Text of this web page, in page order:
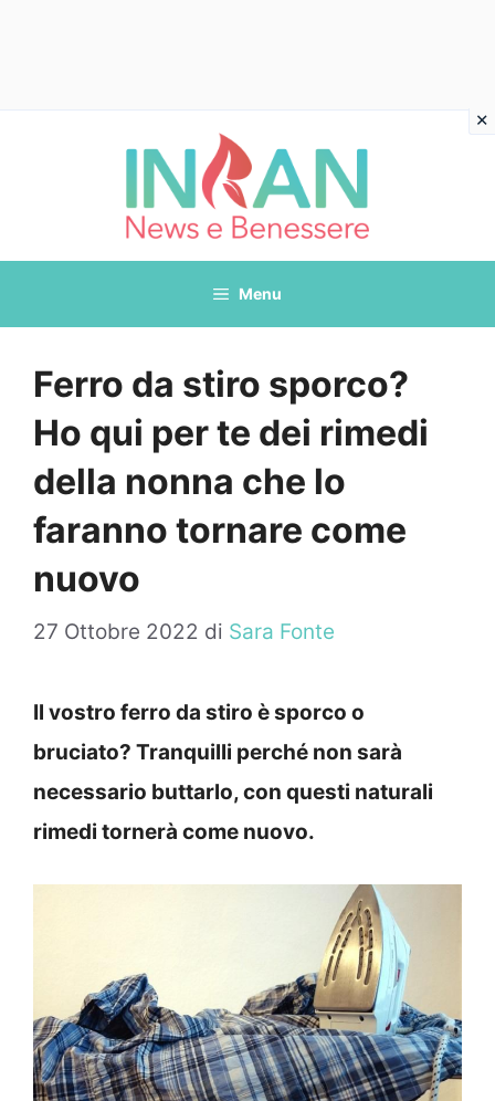
Menu
Ferro da stiro sporco?
Ho qui per te dei rimedi
della nonna che lo
faranno tornare come
nuovo
27 Ottobre 2022 di Sara Fonte
Il vostro ferro da stiro è sporco o
bruciato? Tranquilli perché non sarà
necessario buttarlo, con questi naturali
rimedi tornerà come nuovo.